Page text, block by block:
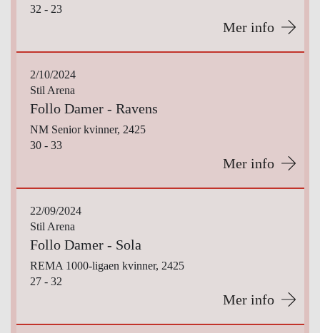
32 - 23
Mer info
2/10/2024
Stil Arena
Follo Damer - Ravens
NM Senior kvinner, 2425
30 - 33
Mer info
22/09/2024
Stil Arena
Follo Damer - Sola
REMA 1000-ligaen kvinner, 2425
27 - 32
Mer info